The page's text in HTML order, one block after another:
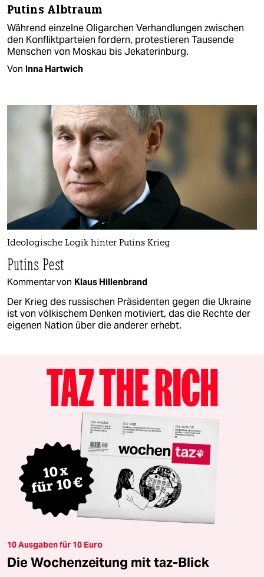
Putins Albtraum
Während einzelne Oligarchen Verhandlungen zwischen
den Konfliktparteien fordern, protestieren Tausende
Menschen von Moskau bis Jekaterinburg.
Von Inna Hartwich
Ideologische Logik hinter Putins Krieg
Putins Pest
Kommentar von Klaus Hillenbrand
Der Krieg des russischen Präsidenten gegen die Ukraine
ist von völkischem Denken motiviert, das die Rechte der
eigenen Nation über die anderer erhebt.
10 Ausgaben für 10 Euro
Die Wochenzeitung mit taz-Blick